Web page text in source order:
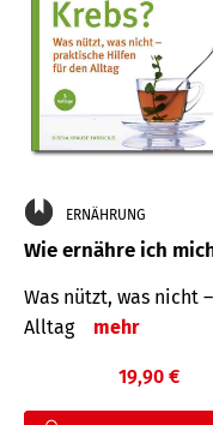
ERNÄHRUNG
Wie ernähre ich
Was nützt, was nicht
Alltag
mehr
19,90 €